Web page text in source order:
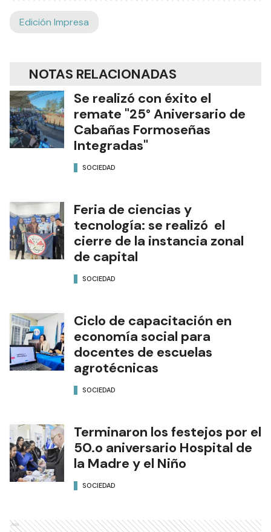
Edición Impresa
NOTAS RELACIONADAS
Se realizó con éxito el
remate "25° Aniversario de
Cabañas Formoseñas
Integradas"
SOCIEDAD
Feria de ciencias y
tecnología: se realizó el
cierre de la instancia zonal
de capital
SOCIEDAD
Ciclo de capacitación en
economía social para
docentes de escuelas
agrotécnicas
SOCIEDAD
Terminaron los festejos por el
50.o aniversario Hospital de
la Madre y el Niño
SOCIEDAD
Ads